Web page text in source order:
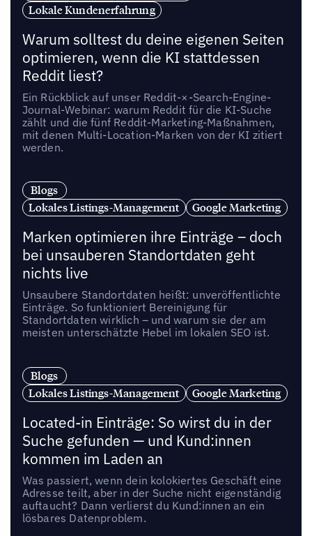
Lokale Kundenerfahrung
Warum solltest du deine eigenen Seiten
optimieren, wenn die KI stattdessen
Reddit liest?
Ein Rückblick auf unser Reddit-×-Search-Engine-
Journal-Webinar: warum Reddit für die KI-Suche
zählt und die fünf Reddit-Marketing-Maßnahmen,
mit denen Multi-Location-Marken von der KI zitiert
werden.
Blogs
Lokales Listings-Management
Google Marketing
Marken optimieren ihre Einträge – doch
bei unsauberen Standortdaten geht
nichts live
Unsaubere Standortdaten heißt: unveröffentlichte
Einträge. So funktioniert Bereinigung für
Standortdaten wirklich – und warum sie der am
meisten unterschätzte Hebel im lokalen SEO ist.
Blogs
Lokales Listings-Management
Google Marketing
Located-in Einträge: So wirst du in der
Suche gefunden — und Kund:innen
kommen im Laden an
Was passiert, wenn dein kolokiertes Geschäft eine
Adresse teilt, aber in der Suche nicht eigenständig
auftaucht? Dann verlierst du Kund:innen an ein
lösbares Datenproblem.